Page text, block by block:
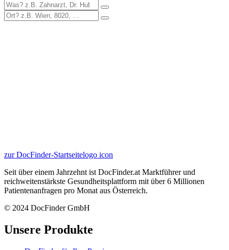
zur DocFinder-Startseitelogo icon
Seit über einem Jahrzehnt ist DocFinder.at Marktführer und
reichweitenstärkste Gesundheitsplattform mit über 6 Millionen
Patientenanfragen pro Monat aus Österreich.
© 2024 DocFinder GmbH
Unsere Produkte